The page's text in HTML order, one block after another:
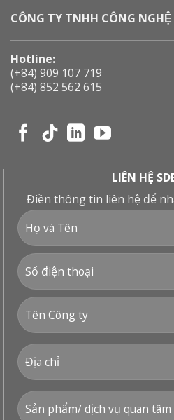
CÔNG TY TNHH CÔNG NGHỆ
Hotline:
(+84) 909 107 719
(+84) 852 562 615
LIÊN HỆ
Điền thông tin liên hệ để